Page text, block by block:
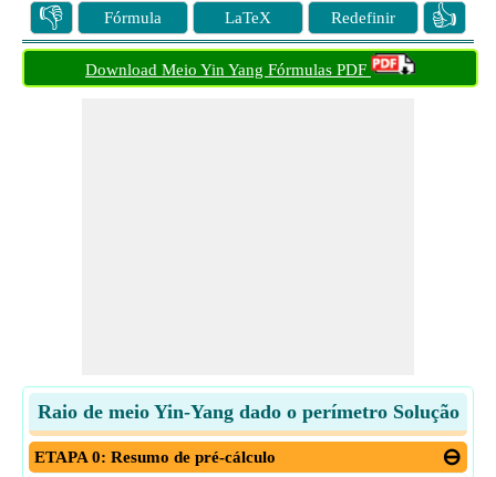
👎 Fórmula LaTeX Redefinir 👍
Download Meio Yin Yang Fórmulas PDF
Raio de meio Yin-Yang dado o perímetro Solução
ETAPA 0: Resumo de pré-cálculo